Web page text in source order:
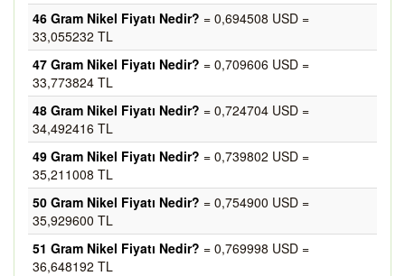
46 Gram Nikel Fiyatı Nedir? = 0,694508 USD =
33,055232 TL
47 Gram Nikel Fiyatı Nedir? = 0,709606 USD =
33,773824 TL
48 Gram Nikel Fiyatı Nedir? = 0,724704 USD =
34,492416 TL
49 Gram Nikel Fiyatı Nedir? = 0,739802 USD =
35,211008 TL
50 Gram Nikel Fiyatı Nedir? = 0,754900 USD =
35,929600 TL
51 Gram Nikel Fiyatı Nedir? = 0,769998 USD =
36,648192 TL